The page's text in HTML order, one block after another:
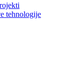
tehnologije